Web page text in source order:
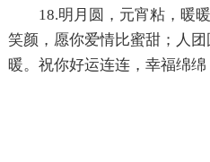
18.明月圆，元宵粘，暖
笑颜，愿你爱情比蜜甜；人
暖。祝你好运连连，幸福绵绵